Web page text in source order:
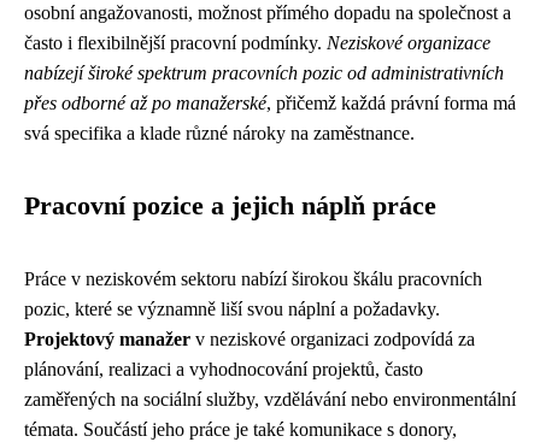
osobní angažovanosti, možnost přímého dopadu na společnost a
často i flexibilnější pracovní podmínky. Neziskové organizace
nabízejí široké spektrum pracovních pozic od administrativních
přes odborné až po manažerské, přičemž každá právní forma má
svá specifika a klade různé nároky na zaměstnance.
Pracovní pozice a jejich náplň práce
Práce v neziskovém sektoru nabízí širokou škálu pracovních
pozic, které se významně liší svou náplní a požadavky.
Projektový manažer v neziskové organizaci zodpovídá za
plánování, realizaci a vyhodnocování projektů, často
zaměřených na sociální služby, vzdělávání nebo environmentální
témata. Součástí jeho práce je také komunikace s donory,